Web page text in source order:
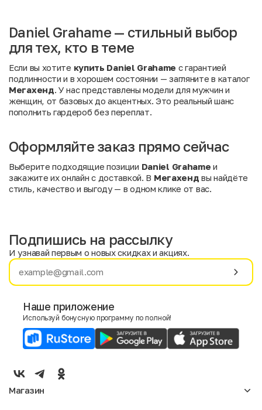
Daniel Grahame — стильный выбор
для тех, кто в теме
Если вы хотите купить Daniel Grahame с гарантией
подлинности и в хорошем состоянии — загляните в каталог
Мегахенд. У нас представлены модели для мужчин и
женщин, от базовых до акцентных. Это реальный шанс
пополнить гардероб без переплат.
Оформляйте заказ прямо сейчас
Выберите подходящие позиции Daniel Grahame и
закажите их онлайн с доставкой. В Мегахенд вы найдёте
стиль, качество и выгоду — в одном клике от вас.
Имя
E-mail
Мужской
Подпишись на рассылку
И узнавай первым о новых скидках и акциях.
Наше приложение
Используй бонусную программу по полной!
Магазин